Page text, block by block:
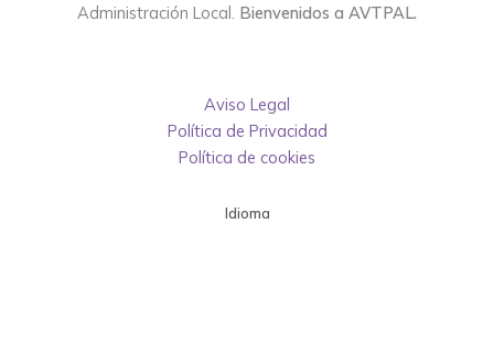
Administración Local. Bienvenidos a AVTPAL.
Aviso Legal
Política de Privacidad
Política de cookies
Idioma